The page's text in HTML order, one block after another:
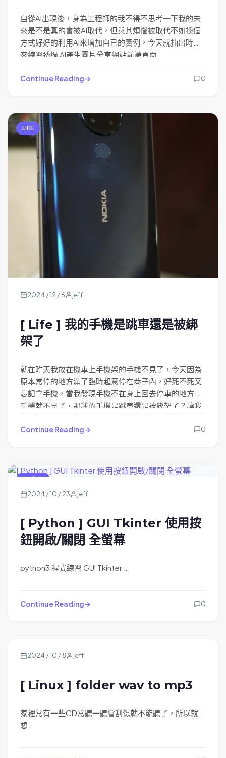
自從AI出現後，身為工程師的我不得不思考一下我的未
來是不是真的會被AI取代，但與其煩惱被取代不如換個
方式好好的利用AI來增加自已的實例，今天就抽出時間
來練習透過 AI產生圖片分享網站前端頁面.
Continue Reading 0
LIFE
2024 / 12 / 6 jeff
[ Life ] 我的手機是跳車還是被綁
架了
就在昨天我放在機車上手機架的手機不見了，今天因為
原本常停的地方滿了臨時起意停在巷子內，好死不死又
忘記拿手機，當我發現手機不在身上回去停車的地方找
手機就不見了，那我的手機是跳車還是被綁架了？讓我
Continue Reading 0
Python
2024 / 10 / 23 jeff
[ Python ] GUI Tkinter 使用按
鈕開啟/關閉 全螢幕
python3 程式練習 GUI Tkinter …
Continue Reading 0
2024 / 10 / 8 jeff
[ Linux ] folder wav to mp3
家裡常有一些CD常聽一聽會刮傷就不能聽了，所以就
想…